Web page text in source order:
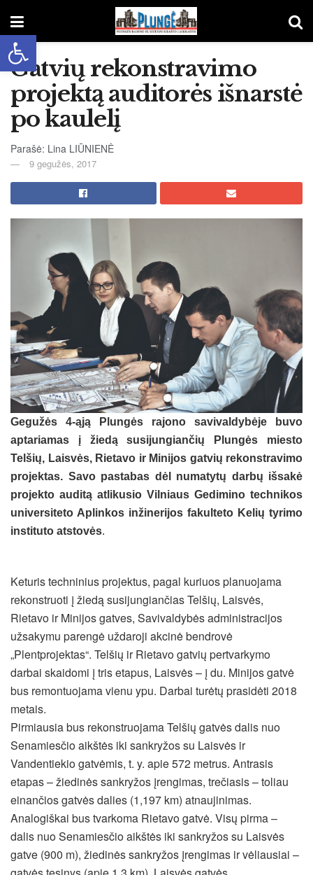
Open toolbar
Gatvių rekonstravimo
projektą auditorės išnarstė
po kaulelį
Parašė: Lina LIŪNIENĖ
9 gegužės, 2017
Gegužės 4-ąją Plungės rajono savivaldybėje buvo
aptariamas į žiedą susijungiančių Plungės miesto
Telšių, Laisvės, Rietavo ir Minijos gatvių rekonstravimo
projektas. Savo pastabas dėl numatytų darbų išsakė
projekto auditą atlikusio Vilniaus Gedimino technikos
universiteto Aplinkos inžinerijos fakulteto Kelių tyrimo
instituto atstovės.
Keturis techninius projektus, pagal kuriuos planuojama
rekonstruoti į žiedą susijungiančias Telšių, Laisvės,
Rietavo ir Minijos gatves, Savivaldybės administracijos
užsakymu parengė uždaroji akcinė bendrovė
„Plentprojektas“. Telšių ir Rietavo gatvių pertvarkymo
darbai skaidomi į tris etapus, Laisvės – į du. Minijos gatvė
bus remontuojama vienu ypu. Darbai turėtų prasidėti 2018
metais.
Pirmiausia bus rekonstruojama Telšių gatvės dalis nuo
Senamiesčio aikštės iki sankryžos su Laisvės ir
Vandentiekio gatvėmis, t. y. apie 572 metrus. Antrasis
etapas – žiedinės sankryžos įrengimas, trečiasis – toliau
einančios gatvės dalies (1,197 km) atnaujinimas.
Analogiškai bus tvarkoma Rietavo gatvė. Visų pirma –
dalis nuo Senamiesčio aikštės iki sankryžos su Laisvės
gatve (900 m), žiedinės sankryžos įrengimas ir vėliausiai –